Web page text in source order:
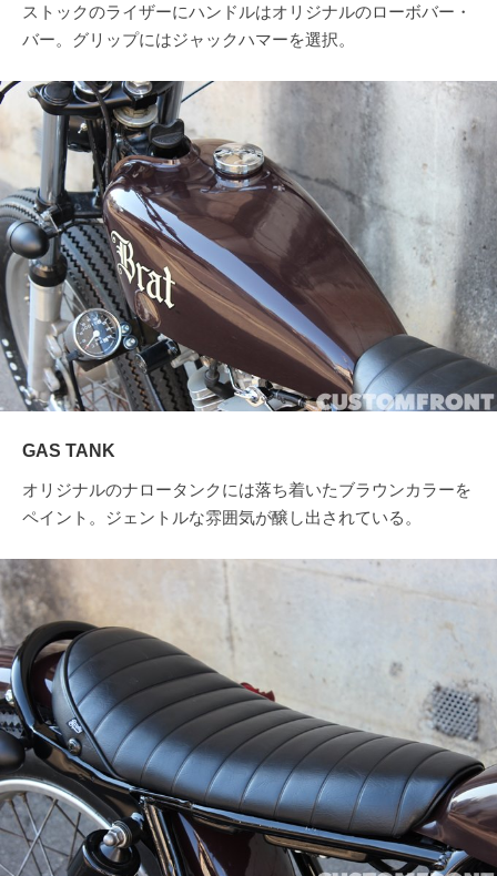
ストックのライザーにハンドルはオリジナルのローボバー・
バー。グリップにはジャックハマーを選択。
GAS TANK
オリジナルのナロータンクには落ち着いたブラウンカラーを
ペイント。ジェントルな雰囲気が醸し出されている。